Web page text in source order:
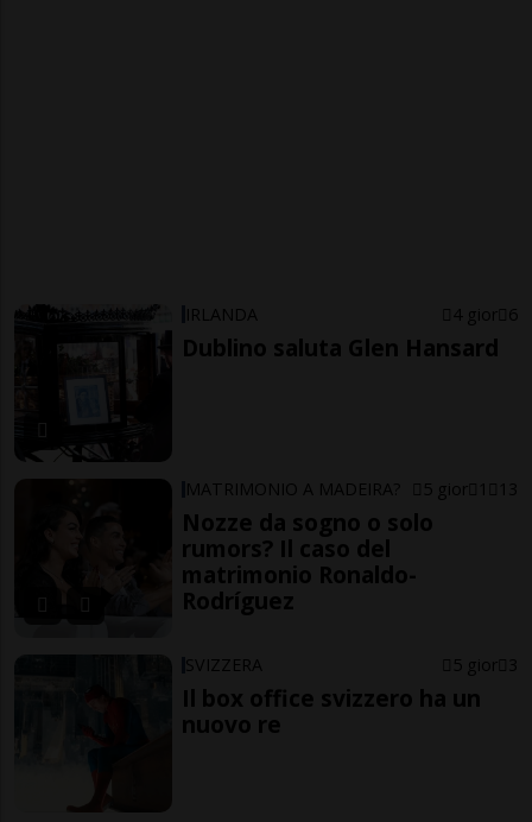
IRLANDA 4 gior 6
Dublino saluta Glen Hansard
MATRIMONIO A MADEIRA? 5 gior 1 13
Nozze da sogno o solo
rumors? Il caso del
matrimonio Ronaldo-
Rodríguez
SVIZZERA 5 gior 3
Il box office svizzero ha un
nuovo re